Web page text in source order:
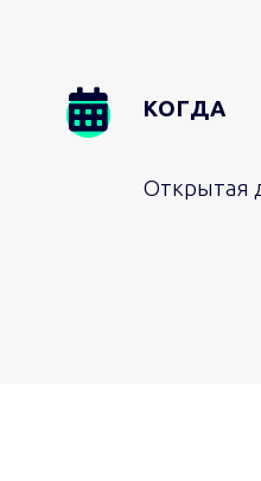
КОГДА
Открытая